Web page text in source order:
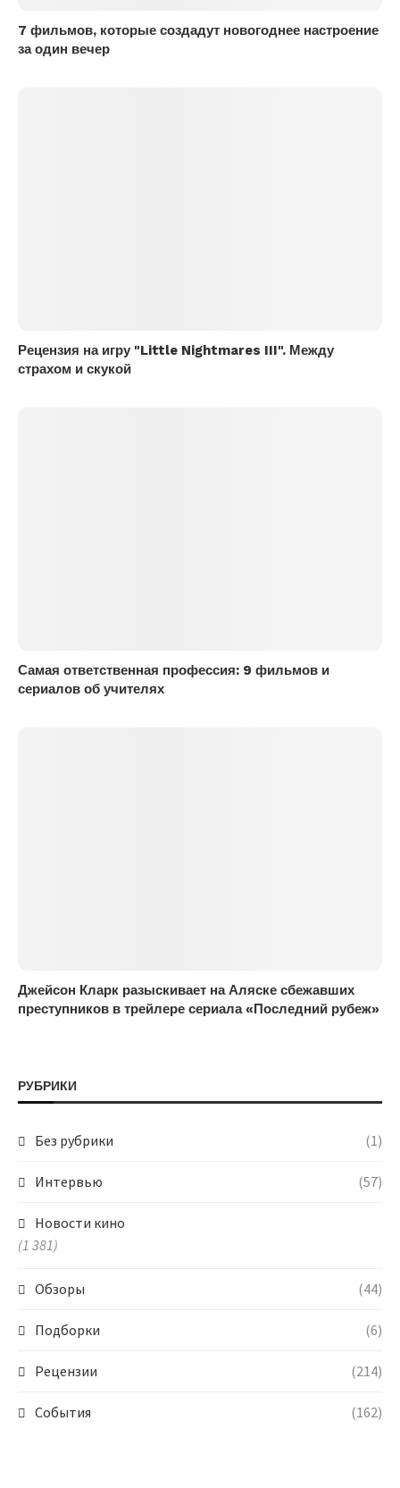
7 фильмов, которые создадут новогоднее настроение
за один вечер
Рецензия на игру "Little Nightmares III". Между
страхом и скукой
Самая ответственная профессия: 9 фильмов и
сериалов об учителях
Джейсон Кларк разыскивает на Аляске сбежавших
преступников в трейлере сериала «Последний рубеж»
РУБРИКИ
Без рубрики (1)
Интервью (57)
Новости кино
(1 381)
Обзоры (44)
Подборки (6)
Рецензии (214)
События (162)